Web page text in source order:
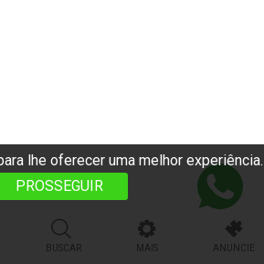
lhe oferecer uma melhor experiência.
PROSSEGUIR
BUSCAR MAIS ANUNCIE